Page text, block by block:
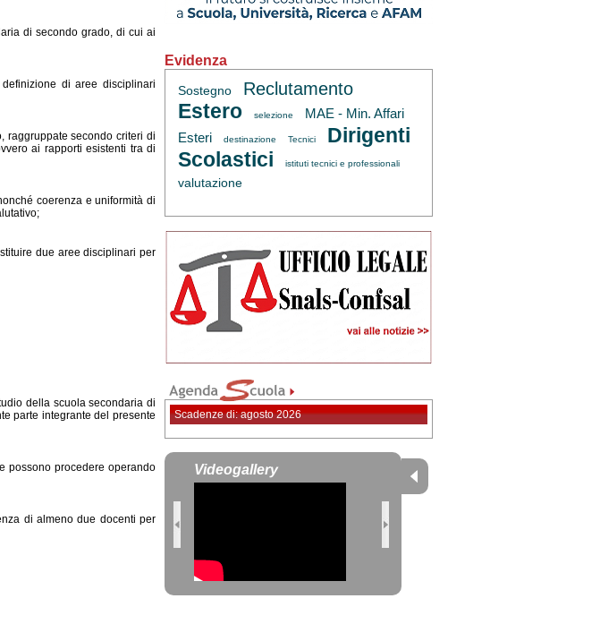
di secondo grado, di cui ai
di aree disciplinari
raggruppate secondo criteri di
ai rapporti esistenti tra di
coerenza e uniformità di
due aree disciplinari per
della scuola secondaria di
parte integrante del presente
procedere operando
di almeno due docenti per
Evidenza
Sostegno Reclutamento
Estero selezione
MAE - Min. Affari
Esteri
destinazione Tecnici
Dirigenti
Scolastici
istituti tecnici e professionali
valutazione
Scadenze di: agosto 2026
Videogallery